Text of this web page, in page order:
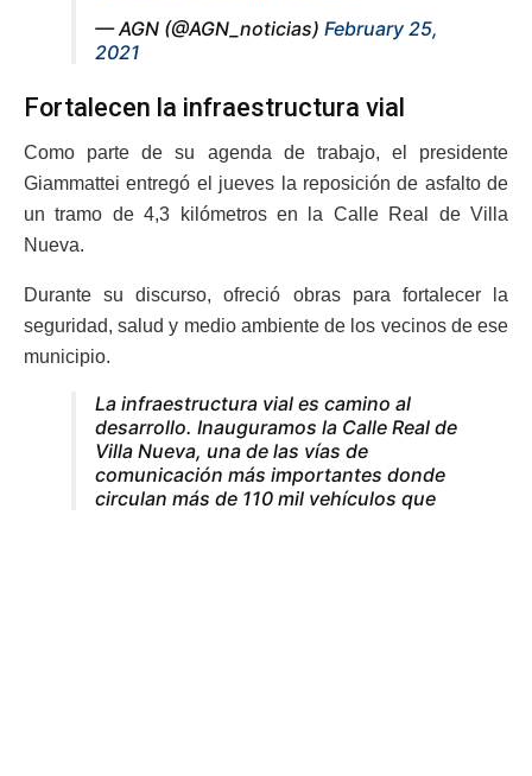
— AGN (@AGN_noticias) February 25,
2021
Fortalecen la infraestructura vial
Como parte de su agenda de trabajo, el presidente
Giammattei entregó el jueves la reposición de asfalto de
un tramo de 4,3 kilómetros en la Calle Real de Villa
Nueva.
Durante su discurso, ofreció obras para fortalecer la
seguridad, salud y medio ambiente de los vecinos de ese
municipio.
La infraestructura vial es camino al
desarrollo. Inauguramos la Calle Real de
Villa Nueva, una de las vías de
comunicación más importantes donde
circulan más de 110 mil vehículos que